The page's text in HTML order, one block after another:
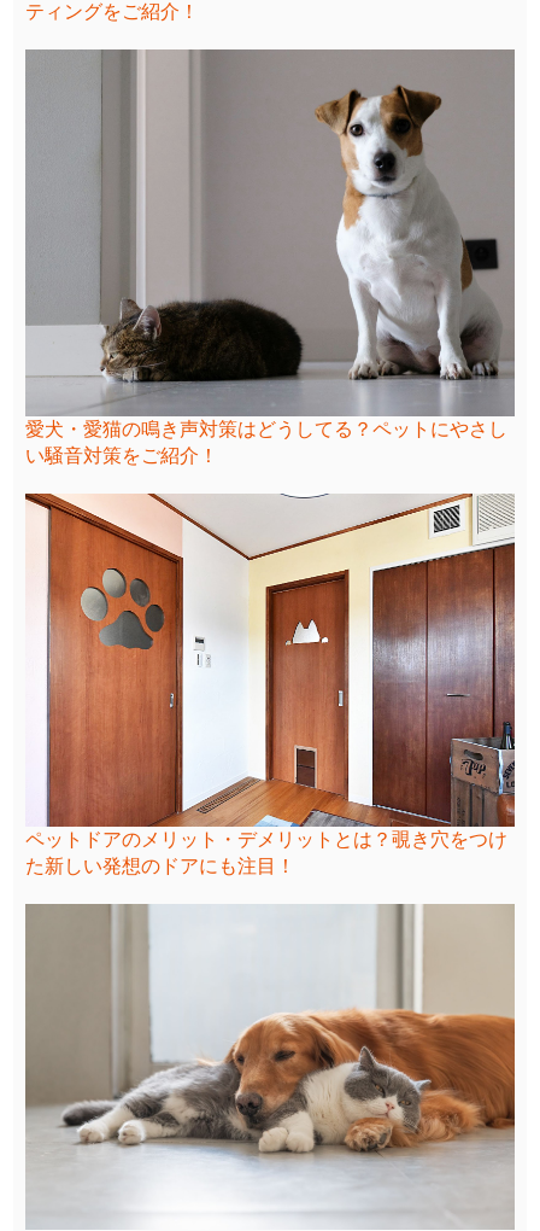
ティングをご紹介！
愛犬・愛猫の鳴き声対策はどうしてる？ペットにやさし
い騒音対策をご紹介！
ペットドアのメリット・デメリットとは？覗き穴をつけ
た新しい発想のドアにも注目！